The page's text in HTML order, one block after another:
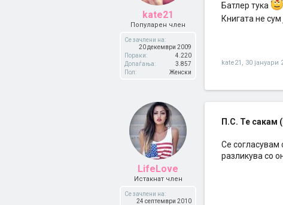
kate21
Популарен член
Се зачлени на:
20 декември 2009
Пораки:
4.220
Допаѓања:
3.857
Пол:
Женски
Батлер тука
Книгата не
kate21 , 30 јануари
LifeLove
Истакнат член
Се зачлени на:
24 септември 2010
П.С. Те сакам
Се согласувам
разликува со